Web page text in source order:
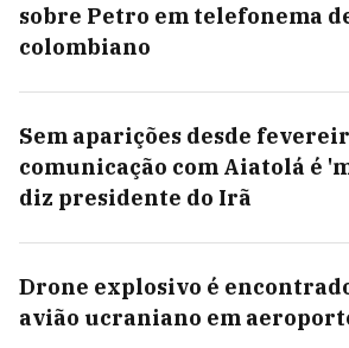
sobre Petro em telefonema
colombiano
Sem aparições desde
comunicação com Aiatolá é
diz presidente do Irã
Drone explosivo é
avião ucraniano em